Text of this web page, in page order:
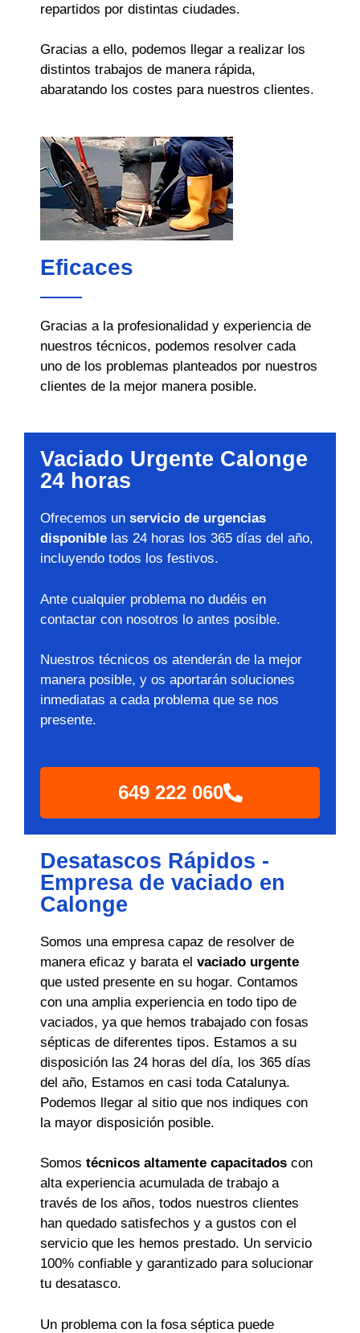
repartidos por distintas ciudades.
Gracias a ello, podemos llegar a realizar los
distintos trabajos de manera rápida,
abaratando los costes para nuestros clientes.
Eficaces
Gracias a la profesionalidad y experiencia de
nuestros técnicos, podemos resolver cada
uno de los problemas planteados por nuestros
clientes de la mejor manera posible.
Vaciado Urgente Calonge
24 horas
Ofrecemos un servicio de urgencias
disponible las 24 horas los 365 días del año,
incluyendo todos los festivos.
Ante cualquier problema no dudéis en
contactar con nosotros lo antes posible.
Nuestros técnicos os atenderán de la mejor
manera posible, y os aportarán soluciones
inmediatas a cada problema que se nos
presente.
649 222 060
Desatascos Rápidos -
Empresa de vaciado en
Calonge
Somos una empresa capaz de resolver de
manera eficaz y barata el vaciado urgente
que usted presente en su hogar. Contamos
con una amplia experiencia en todo tipo de
vaciados, ya que hemos trabajado con fosas
sépticas de diferentes tipos. Estamos a su
disposición las 24 horas del día, los 365 días
del año, Estamos en casi toda Catalunya.
Podemos llegar al sitio que nos indiques con
la mayor disposición posible.
Somos técnicos altamente capacitados con
alta experiencia acumulada de trabajo a
través de los años, todos nuestros clientes
han quedado satisfechos y a gustos con el
servicio que les hemos prestado. Un servicio
100% confiable y garantizado para solucionar
tu desatasco.
Un problema con la fosa séptica puede